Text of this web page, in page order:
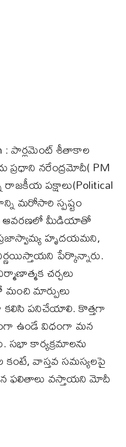
: పార్లమెంట్‌ శీతాకాల
ప్రధాని నరేంద్రమోదీ( PM
రాజకీయ పక్షాలు(Political
మరోసారి స్పష్టం
ఆవరణలో మీడియాతో
హృదయమని,
పేర్కొన్నారు.
చర్చలు
మంచి మార్పులు
కలిసి పనిచేయాలి. కొత్తగా
ఉండే విధంగా మన
సభా కార్యక్రమాలను
వాస్తవ సమస్యలపై
ఫలితాలు వస్తాయని మోదీ